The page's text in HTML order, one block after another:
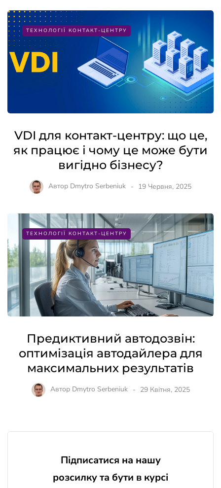
ТЕХНОЛОГІЇ КОНТАКТ-ЦЕНТРУ
VDI для контакт-центру: що це,
як працює і чому це може бути
вигідно бізнесу?
Автор Dmytro Serbeniuk 19 Червня, 2025
ТЕХНОЛОГІЇ КОНТАКТ-ЦЕНТРУ
Предиктивний автодозвін:
оптимізація автодайлера для
максимальних результатів
Автор Dmytro Serbeniuk 29 Квітня, 2025
Підписатися на нашу
розсилку та бути в курсі